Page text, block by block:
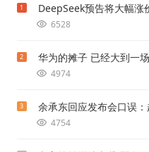
1 DeepSeek预告将大幅涨
6528
2 华为的摊子 已经大到一
4974
3 余承东回应发布会口误
4754